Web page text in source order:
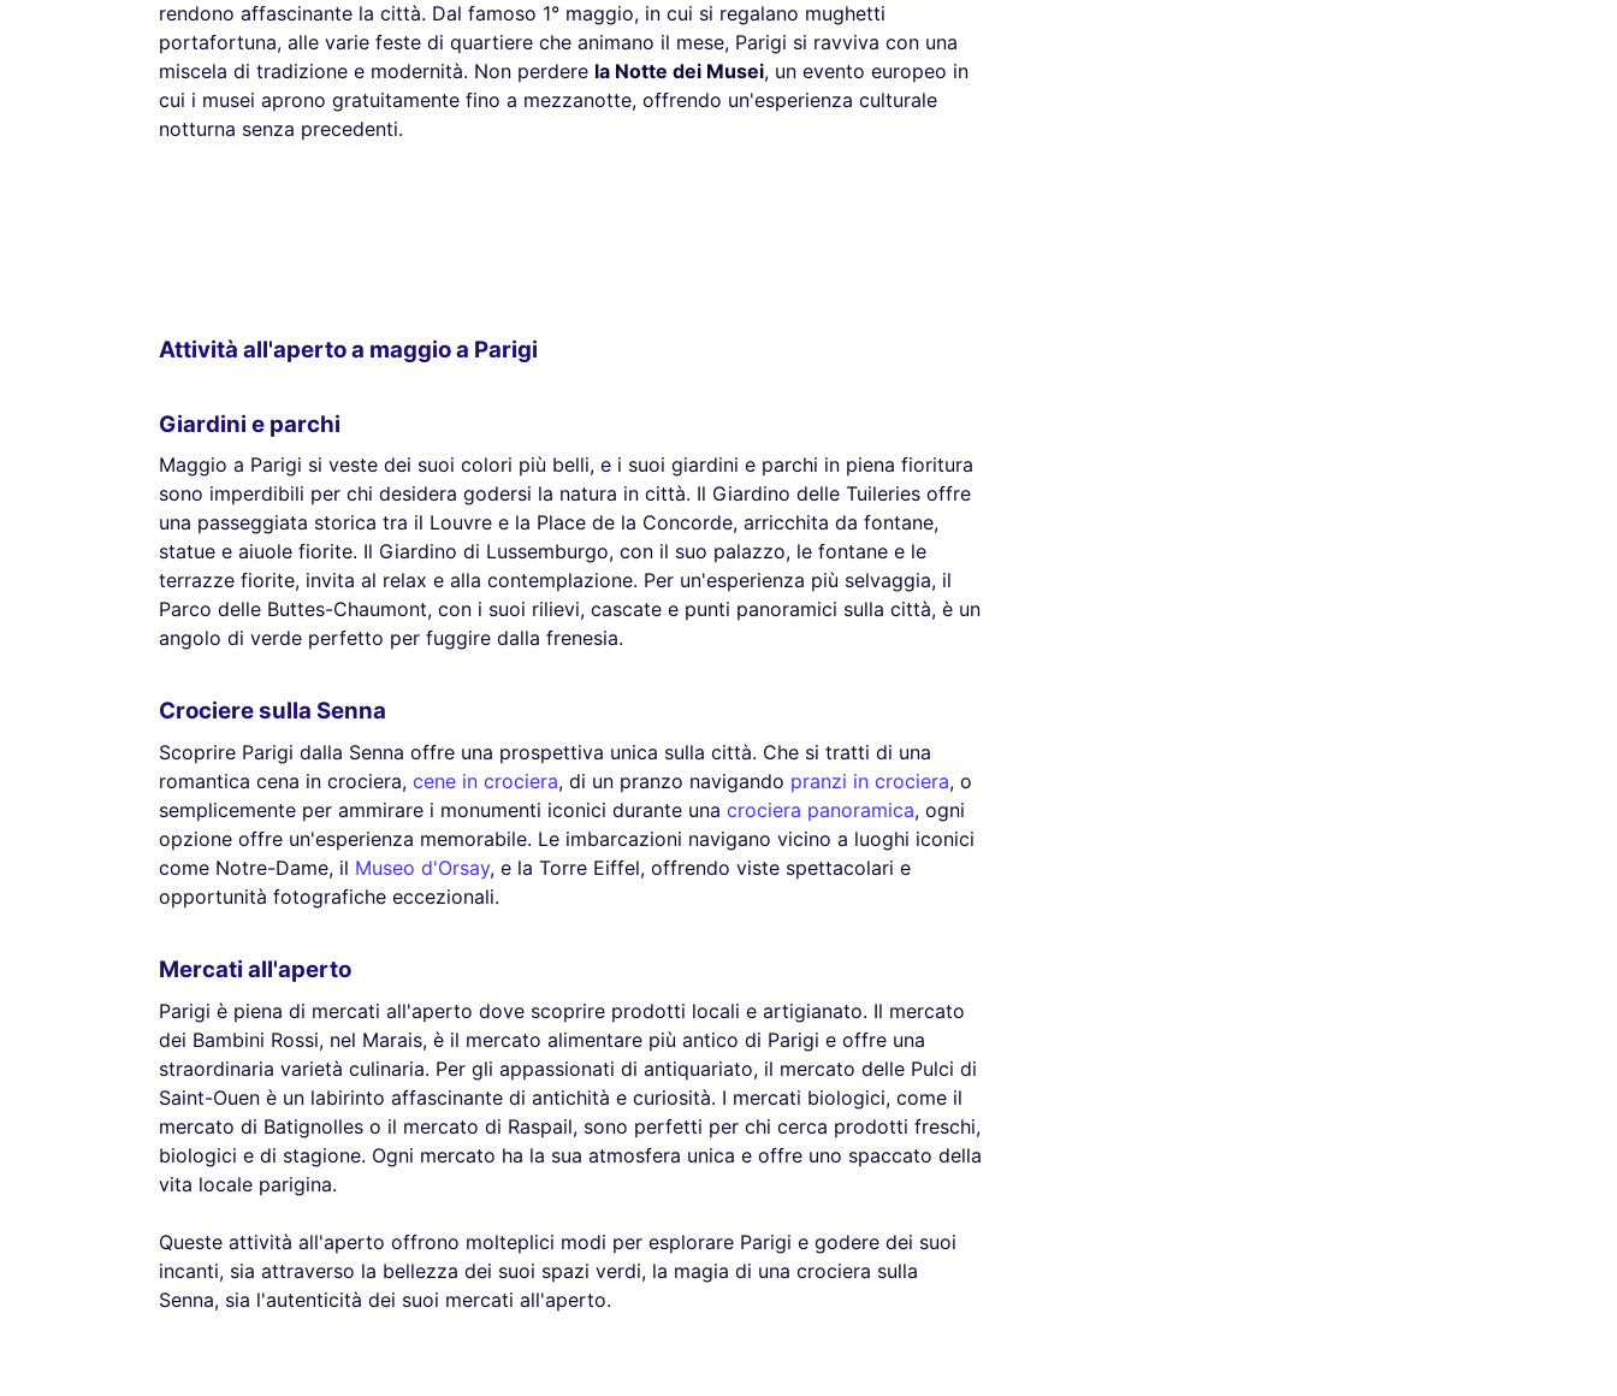
rendono affascinante la città. Dal famoso 1° maggio, in cui si regalano mughetti
portafortuna, alle varie feste di quartiere che animano il mese, Parigi si ravviva con una
miscela di tradizione e modernità. Non perdere la Notte dei Musei, un evento europeo in
cui i musei aprono gratuitamente fino a mezzanotte, offrendo un'esperienza culturale
notturna senza precedenti.
Attività all'aperto a maggio a Parigi
Giardini e parchi
Maggio a Parigi si veste dei suoi colori più belli, e i suoi giardini e parchi in piena fioritura
sono imperdibili per chi desidera godersi la natura in città. Il Giardino delle Tuileries offre
una passeggiata storica tra il Louvre e la Place de la Concorde, arricchita da fontane,
statue e aiuole fiorite. Il Giardino di Lussemburgo, con il suo palazzo, le fontane e le
terrazze fiorite, invita al relax e alla contemplazione. Per un'esperienza più selvaggia, il
Parco delle Buttes-Chaumont, con i suoi rilievi, cascate e punti panoramici sulla città, è un
angolo di verde perfetto per fuggire dalla frenesia.
Crociere sulla Senna
Scoprire Parigi dalla Senna offre una prospettiva unica sulla città. Che si tratti di una
romantica cena in crociera, cene in crociera, di un pranzo navigando pranzi in crociera, o
semplicemente per ammirare i monumenti iconici durante una crociera panoramica, ogni
opzione offre un'esperienza memorabile. Le imbarcazioni navigano vicino a luoghi iconici
come Notre-Dame, il Museo d'Orsay, e la Torre Eiffel, offrendo viste spettacolari e
opportunità fotografiche eccezionali.
Mercati all'aperto
Parigi è piena di mercati all'aperto dove scoprire prodotti locali e artigianato. Il mercato
dei Bambini Rossi, nel Marais, è il mercato alimentare più antico di Parigi e offre una
straordinaria varietà culinaria. Per gli appassionati di antiquariato, il mercato delle Pulci di
Saint-Ouen è un labirinto affascinante di antichità e curiosità. I mercati biologici, come il
mercato di Batignolles o il mercato di Raspail, sono perfetti per chi cerca prodotti freschi,
biologici e di stagione. Ogni mercato ha la sua atmosfera unica e offre uno spaccato della
vita locale parigina.
Queste attività all'aperto offrono molteplici modi per esplorare Parigi e godere dei suoi
incanti, sia attraverso la bellezza dei suoi spazi verdi, la magia di una crociera sulla
Senna, sia l'autenticità dei suoi mercati all'aperto.